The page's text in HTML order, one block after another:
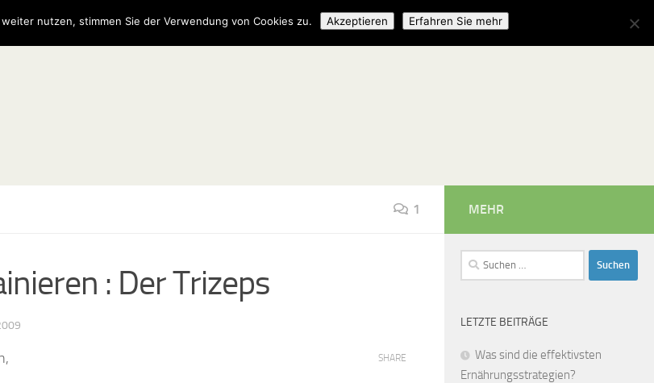
1
: Der Trizeps
SHARE
MEHR
Suchen
nach:
LETZTE BEITRÄGE
Was sind die effektivsten
Ernährungsstrategien?
nutzen, stimmen Sie der Verwendung von Cookies zu. Akzeptieren Erfahren Sie mehr